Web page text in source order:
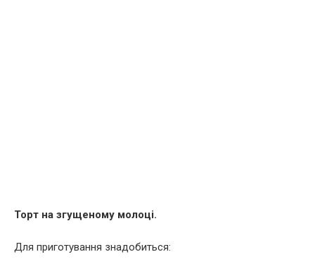
Торт на згущеному молоці.
Для приготування знадобиться: